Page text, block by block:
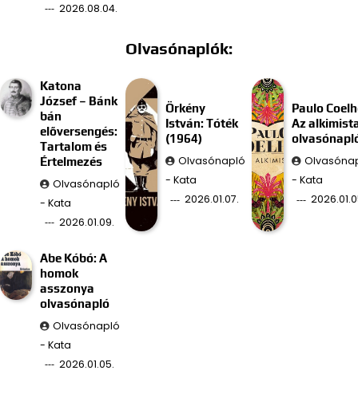
2026.08.04.
Olvasónaplók:
Katona
József – Bánk
bán
előversengés:
Tartalom és
Értelmezés
Olvasónapló
- Kata
2026.01.09.
Örkény
István: Tóték
(1964)
Olvasónapló
- Kata
2026.01.07.
Paulo
Az
- Kata
Abe Kóbó: A
homok
asszonya
olvasónapló
Olvasónapló
- Kata
2026.01.05.